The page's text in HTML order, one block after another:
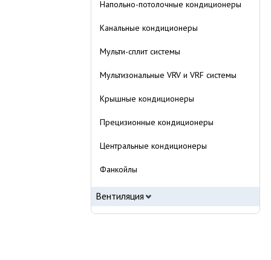
Напольно-потолочные кондиционеры
Канальные кондиционеры
Мульти-сплит системы
Мультизональные VRV и VRF системы
Крышные кондиционеры
Прецизионные кондиционеры
Центральные кондиционеры
Фанкойлы
Вентиляция